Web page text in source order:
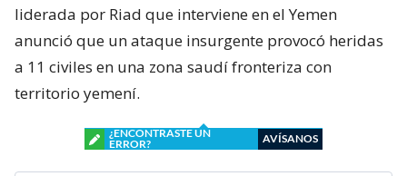
liderada por Riad que interviene en el Yemen
anunció que un ataque insurgente provocó heridas
a 11 civiles en una zona saudí fronteriza con
territorio yemení.
¿ENCONTRASTE UN
ERROR?
AVÍSANOS